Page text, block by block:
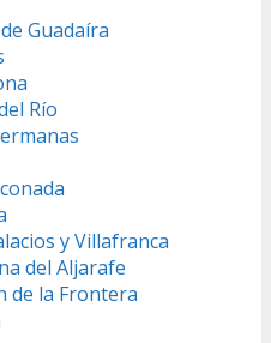
Guadaíra
Río
y Villafranca
del Aljarafe
de la Frontera